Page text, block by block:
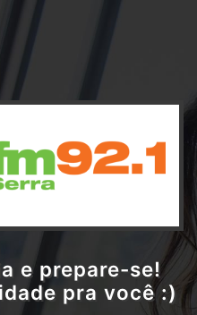
e prepare-se!
pra você :)